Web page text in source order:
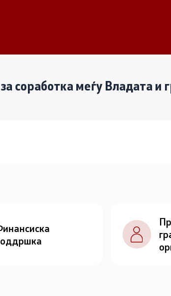
соработка меѓу Владата и